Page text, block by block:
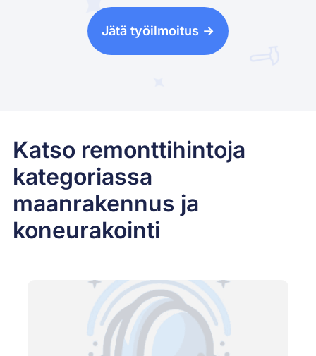
Jätä työilmoitus ->
Katso remonttihintoja
kategoriassa
maanrakennus ja
koneurakointi